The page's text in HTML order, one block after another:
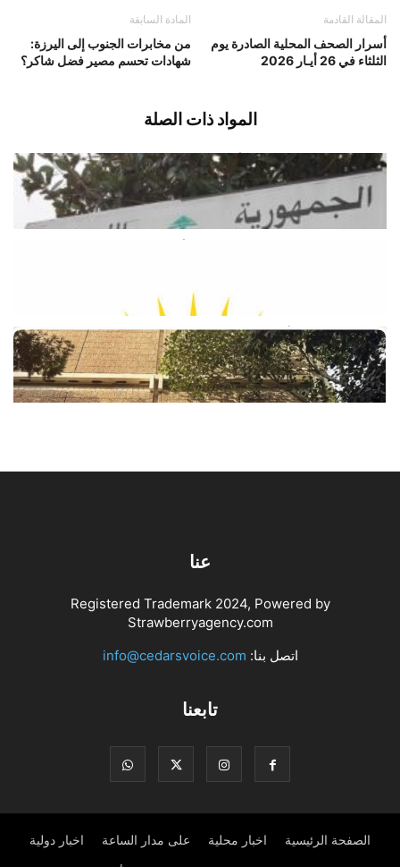
المادة السابقة
من مخابرات الجنوب إلى اليرزة:
شهادات تحسم مصير فضل شاكر؟
المقالة القادمة
أسرار الصحف المحلية الصادرة يوم
الثلثاء في 26 أيـار 2026
المواد ذات الصلة
وزارة الطاقة والمياه: لا أزمة محروقات…
ولا داعي للهلع
اخبار محلية أغسطس 9, 2026
نقابة موظفي «أوجيرو»: الإضراب هو
«الخيار الأخير
اخبار محلية أغسطس 9, 2026
عنا
Registered Trademark 2024, Powered by
Strawberryagency.com
اتصل بنا: info@cedarsvoice.com
تابعنا
الصفحة الرئيسية اخبار محلية على مدار الساعة اخبار دولية